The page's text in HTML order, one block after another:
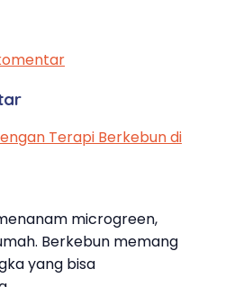
Terapi Berkebun di
microgreen,
Berkebun memang
yang bisa